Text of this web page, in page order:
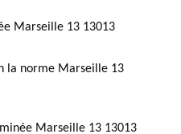
Marseille 13 13013
la norme Marseille 13
Marseille 13 13013